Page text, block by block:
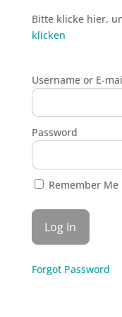
Bitte klicke hier,
klicken
Username or E-
Password
Remember Me
Forgot Password